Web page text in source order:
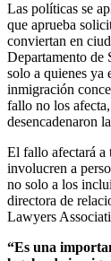
Las políticas se
que aprueba
conviertan en
Departamento de
solo a quienes ya
inmigración
fallo no los
desencadenaron
El fallo afectará a
involucren a
no solo a los
directora de
Lawyers
“Es una